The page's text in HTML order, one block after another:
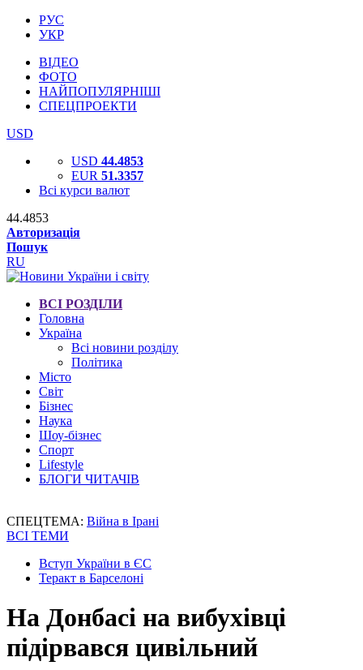
РУС
УКР
ВІДЕО
ФОТО
НАЙПОПУЛЯРНІШІ
СПЕЦПРОЕКТИ
USD
USD 44.4853
EUR 51.3357
Всі курси валют
44.4853
Авторизація
Пошук
RU
ВСІ РОЗДІЛИ
Головна
Україна
Всі новини розділу
Політика
Місто
Світ
Бізнес
Наука
Шоу-бізнес
Спорт
Lifestyle
БЛОГИ ЧИТАЧІВ
СПЕЦТЕМА: Війна в Ірані
ВСІ ТЕМИ
Вступ України в ЄС
Теракт в Барселоні
На Донбасі на вибухівці
підірвався цивільний